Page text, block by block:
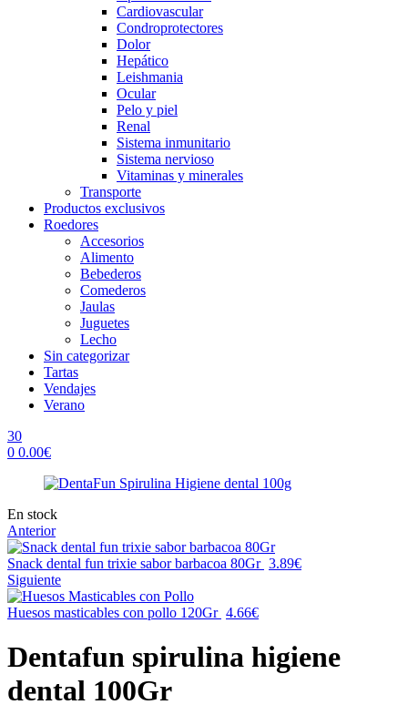
Cardiovascular
Condroprotectores
Dolor
Hepático
Leishmania
Ocular
Pelo y piel
Renal
Sistema inmunitario
Sistema nervioso
Vitaminas y minerales
Transporte
Productos exclusivos
Roedores
Accesorios
Alimento
Bebederos
Comederos
Jaulas
Juguetes
Lecho
Sin categorizar
Tartas
Vendajes
Verano
30
0 0.00€
Availability:
En stock
Anterior
Snack dental fun trixie sabor barbacoa 80Gr 3.89€
Siguiente
Huesos masticables con pollo 120Gr 4.66€
Dentafun spirulina higiene
dental 100Gr